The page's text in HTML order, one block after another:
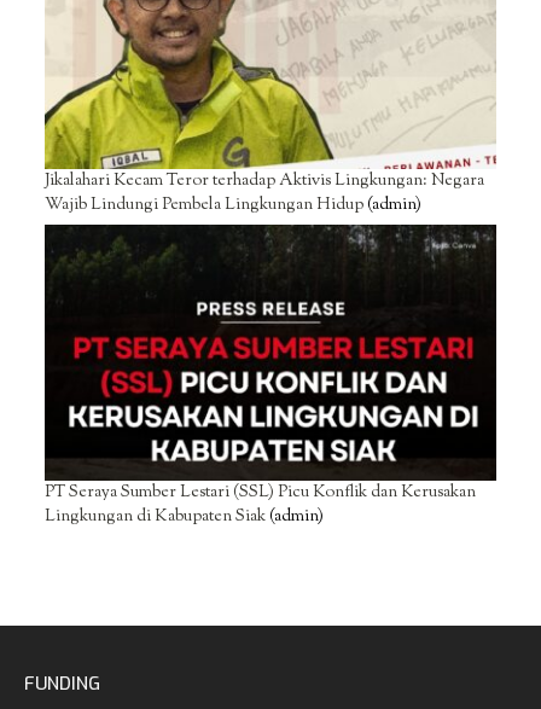
Jikalahari Kecam Teror terhadap Aktivis Lingkungan: Negara
Wajib Lindungi Pembela Lingkungan Hidup(admin)
PT Seraya Sumber Lestari (SSL) Picu Konflik dan Kerusakan
Lingkungan di Kabupaten Siak(admin)
FUNDING